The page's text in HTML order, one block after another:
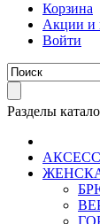
Корзина
Акции и
Войти
Разделы